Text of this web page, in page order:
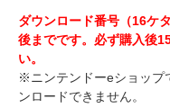
ダウンロード番号（16ケ
後までです。必ず購入後
い。
※ニンテンドーeショップ
ンロードできません。